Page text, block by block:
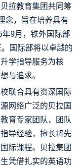
拉教育集团共同筹
念，旨在培养具有
9月，铁外国际部
国际部将以卓越的
学指导服务为核
与追求。
联合具有资深国际
网络广泛的贝拉国
育专家团队，团队
导经验，擅长将先
际课程。贝拉集团
凭借扎实的英语功